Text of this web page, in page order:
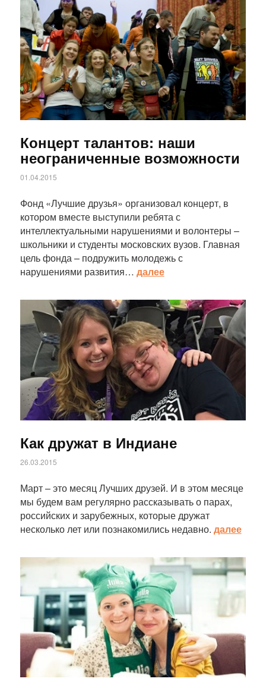
Статья
Концерт талантов: наши
неограниченные возможности
01.04.2015
Фонд «Лучшие друзья» организовал концерт, в
котором вместе выступили ребята с
интеллектуальными нарушениями и волонтеры –
школьники и студенты московских вузов. Главная
цель фонда – подружить молодежь с
нарушениями развития… далее
Статья
Как дружат в Индиане
26.03.2015
Март – это месяц Лучших друзей. И в этом месяце
мы будем вам регулярно рассказывать о парах,
российских и зарубежных, которые дружат
несколько лет или познакомились недавно. далее
Статья